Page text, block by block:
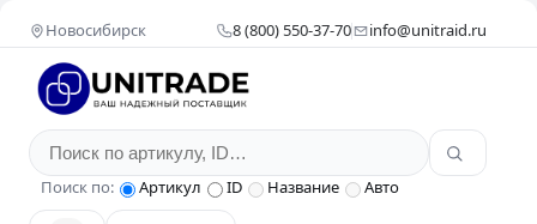
Новосибирск 8 (800) 550-37-70 info@unitraid.ru
Поиск по: Артикул ID Название Авто